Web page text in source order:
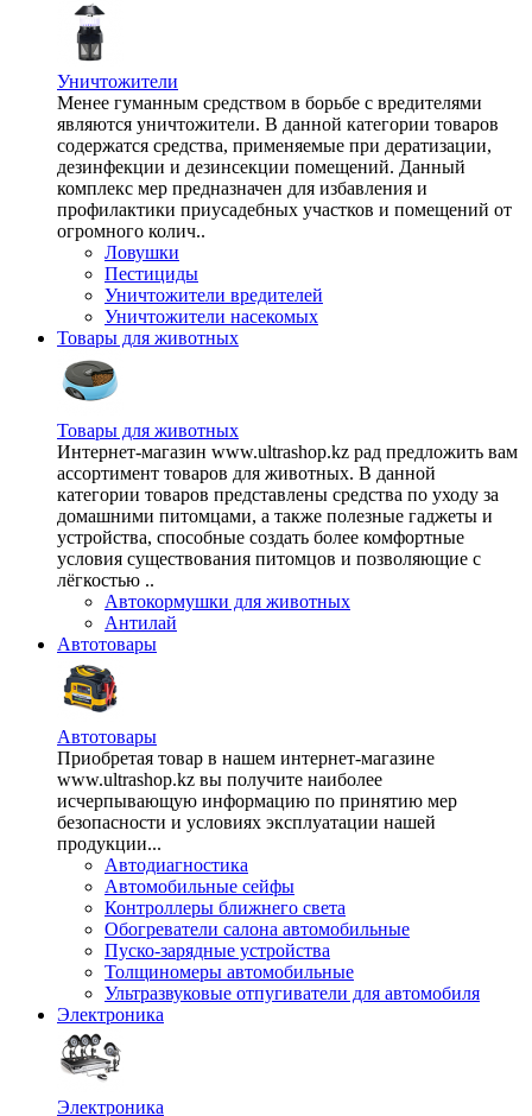
Уничтожители
Менее гуманным средством в борьбе с вредителями
являются уничтожители. В данной категории товаров
содержатся средства, применяемые при дератизации,
дезинфекции и дезинсекции помещений. Данный
комплекс мер предназначен для избавления и
профилактики приусадебных участков и помещений от
огромного колич..
Ловушки
Пестициды
Уничтожители вредителей
Уничтожители насекомых
Товары для животных
Товары для животных
Интернет-магазин www.ultrashop.kz рад предложить вам
ассортимент товаров для животных. В данной
категории товаров представлены средства по уходу за
домашними питомцами, а также полезные гаджеты и
устройства, способные создать более комфортные
условия существования питомцов и позволяющие с
лёгкостью ..
Автокормушки для животных
Антилай
Автотовары
Автотовары
Приобретая товар в нашем интернет-магазине
www.ultrashop.kz вы получите наиболее
исчерпывающую информацию по принятию мер
безопасности и условиях эксплуатации нашей
продукции...
Автодиагностика
Автомобильные сейфы
Контроллеры ближнего света
Обогреватели салона автомобильные
Пуско-зарядные устройства
Толщиномеры автомобильные
Ультразвуковые отпугиватели для автомобиля
Электроника
Электроника